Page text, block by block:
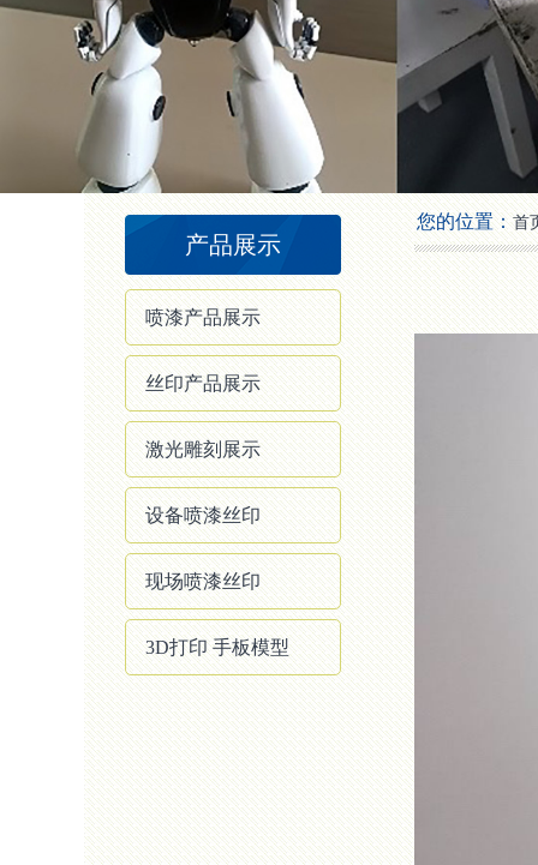
产品展示
喷漆产品展示
丝印产品展示
激光雕刻展示
设备喷漆丝印
现场喷漆丝印
3D打印 手板模型
您的位置：首